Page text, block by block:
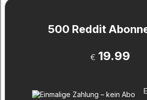
500 Reddit
€ 19.99